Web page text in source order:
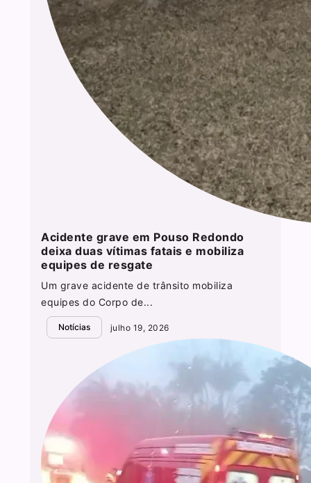
Acidente grave em Pouso Redondo
deixa duas vítimas fatais e mobiliza
equipes de resgate
Um grave acidente de trânsito mobiliza
equipes do Corpo de...
Notícias julho 19, 2026